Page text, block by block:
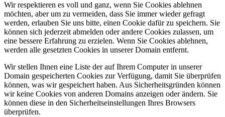
Wir respektieren es voll und ganz, wenn Sie Cookies ablehnen
möchten, aber um zu vermeiden, dass Sie immer wieder gefragt
werden, erlauben Sie uns bitte, einen Cookie dafür zu speichern. Sie
können sich jederzeit abmelden oder andere Cookies zulassen, um
eine bessere Erfahrung zu erzielen. Wenn Sie Cookies ablehnen,
werden alle gesetzten Cookies in unserer Domain entfernt.
Wir stellen Ihnen eine Liste der auf Ihrem Computer in unserer
Domain gespeicherten Cookies zur Verfügung, damit Sie überprüfen
können, was wir gespeichert haben. Aus Sicherheitsgründen können
wir keine Cookies von anderen Domains anzeigen oder ändern. Sie
können diese in den Sicherheitseinstellungen Ihres Browsers
überprüfen.